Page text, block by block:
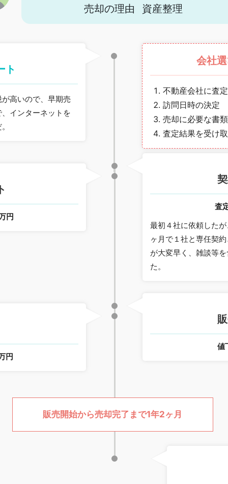
売却の理由
資産整理
ト
高いので、早期売
インターネットを
会社
不動産会社に査
訪問日時の決定
売却に必要な書
査定結果を受け
査
最初４社に依頼した
ヶ月で１社と専任契
が大変早く、雑談等
た。
円
値
円
販売開始から売却完了まで1年2ヶ月